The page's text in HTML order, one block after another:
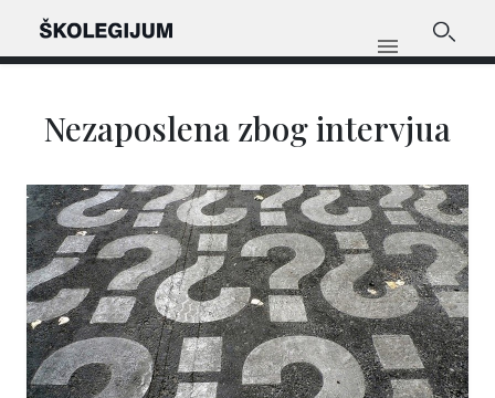
Nezaposlena zbog intervjua